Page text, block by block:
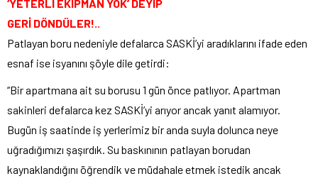
‘YETERLİ EKİPMAN YOK’ DEYİP
GERİ DÖNDÜLER!..
Patlayan boru nedeniyle defalarca SASKİ’yi aradıklarını ifade eden
esnaf ise isyanını şöyle dile getirdi:
“Bir apartmana ait su borusu 1 gün önce patlıyor. Apartman
sakinleri defalarca kez SASKİ’yi arıyor ancak yanıt alamıyor.
Bugün iş saatinde iş yerlerimiz bir anda suyla dolunca neye
uğradığımızı şaşırdık. Su baskınının patlayan borudan
kaynaklandığını öğrendik ve müdahale etmek istedik ancak